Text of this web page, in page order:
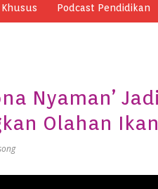
Podcast Pendidikan
Nyaman’
Olahan